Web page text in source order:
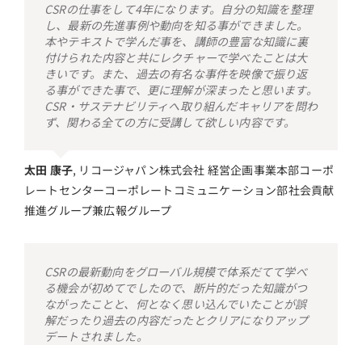
CSRの仕事をして4年になります。自分の知識を整理
し、最新の先進事例や動向を知る事ができました。
本やテキストで学んだ事を、講師の豊富な知識に裏
付けられた内容と共にレクチャーで学べたことは大
きいです。また、過去の有名な事件を映像で振り返
る事ができた事で、更に理解が深まったと思います。
CSR・サステナビリティへ取り組んだキャリアを問わ
ず、関わる全ての方に受講して欲しい内容です。
太田 康子, リコージャパン株式会社 経営企画事業本部コーポ
レートセンターコーポレートコミュニケーション部社会貢献
推進グループ兼広報グループ
CSRの最新動向をグローバル規模で体系だてて学べ
る機会が初めてでしたので、断片的だった知識がつ
ながったことと、何となく思い込んでいたことが誤
解だったり過去の内容だったとクリアになりアップ
デートされました。